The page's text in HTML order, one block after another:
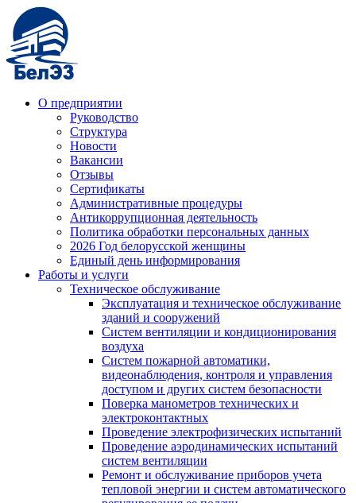
О предприятии
Руководство
Структура
Новости
Вакансии
Отзывы
Сертификаты
Административные процедуры
Антикоррупционная деятельность
Политика обработки персональных данных
2026 Год белорусской женщины
Единый день информирования
Работы и услуги
Техническое обслуживание
Эксплуатация и техническое обслуживание
зданий и сооружений
Систем вентиляции и кондиционирования
воздуха
Систем пожарной автоматики,
видеонаблюдения, контроля и управления
доступом и других систем безопасности
Поверка манометров технических и
электроконтактных
Проведение электрофизических испытаний
Проведение аэродинамических испытаний
систем вентиляции
Ремонт и обслуживание приборов учета
тепловой энергии и систем автоматического